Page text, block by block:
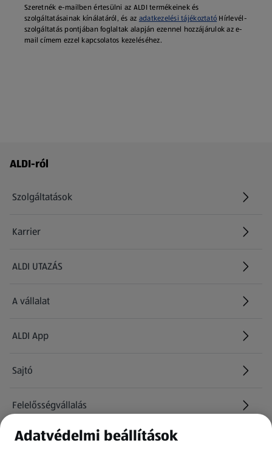
Szeretnék e-mailben értesülni az ALDI termékeinek és
szolgáltatásainak kínálatáról, és az adatkezelési tájékoztató Hírlevél-
szolgáltatás pontjában foglaltak alapján ezennel hozzájárulok az e-
mail címem ezzel kapcsolatos kezeléséhez.
Láblécmenü - további linkek
ALDI-ról
Szolgáltatások
Karrier
(új oldalon nyílik meg)
ALDI UTAZÁS
(új oldalon nyílik meg)
A vállalat
ALDI App
Sajtó
Felelősségvállalás
Információk
Adatvédelmi beállítások